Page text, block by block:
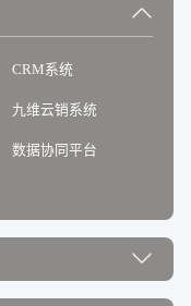
CRM系统
九维云销系统
数据协同平台